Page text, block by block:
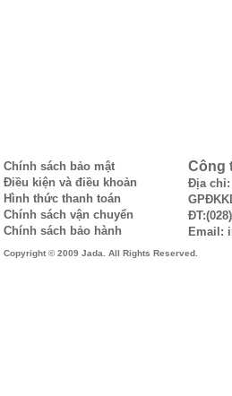
Chính sách bảo mật
Điều kiện và điều khoản
Hình thức thanh toán
Chính sách vận chuyển
Chính sách bảo hành
Công
Địa chỉ:
Email:
Copyright © 2009 Jada. All Rights Reserved.